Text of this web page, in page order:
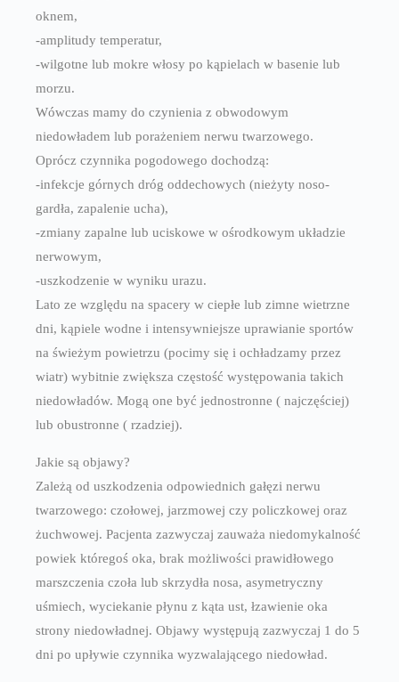
oknem,
-amplitudy temperatur,
-wilgotne lub mokre włosy po kąpielach w basenie lub
morzu.
Wówczas mamy do czynienia z obwodowym
niedowładem lub porażeniem nerwu twarzowego.
Oprócz czynnika pogodowego dochodzą:
-infekcje górnych dróg oddechowych (nieżyty noso-
gardła, zapalenie ucha),
-zmiany zapalne lub uciskowe w ośrodkowym układzie
nerwowym,
-uszkodzenie w wyniku urazu.
Lato ze względu na spacery w ciepłe lub zimne wietrzne
dni, kąpiele wodne i intensywniejsze uprawianie sportów
na świeżym powietrzu (pocimy się i ochładzamy przez
wiatr) wybitnie zwiększa częstość występowania takich
niedowładów. Mogą one być jednostronne ( najczęściej)
lub obustronne ( rzadziej).
Jakie są objawy?
Zależą od uszkodzenia odpowiednich gałęzi nerwu
twarzowego: czołowej, jarzmowej czy policzkowej oraz
żuchwowej. Pacjenta zazwyczaj zauważa niedomykalność
powiek któregoś oka, brak możliwości prawidłowego
marszczenia czoła lub skrzydła nosa, asymetryczny
uśmiech, wyciekanie płynu z kąta ust, łzawienie oka
strony niedowładnej. Objawy występują zazwyczaj 1 do 5
dni po upływie czynnika wyzwalającego niedowład.